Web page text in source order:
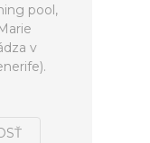
pool,
v